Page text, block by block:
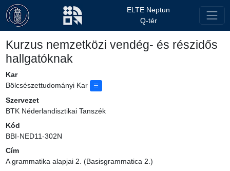
ELTE Neptun
Q-tér
Kurzus nemzetközi vendég- és részidős
hallgatóknak
Kar
Bölcsészettudományi Kar
Szervezet
BTK Néderlandisztikai Tanszék
Kód
BBI-NED11-302N
Cím
A grammatika alapjai 2. (Basisgrammatica 2.)